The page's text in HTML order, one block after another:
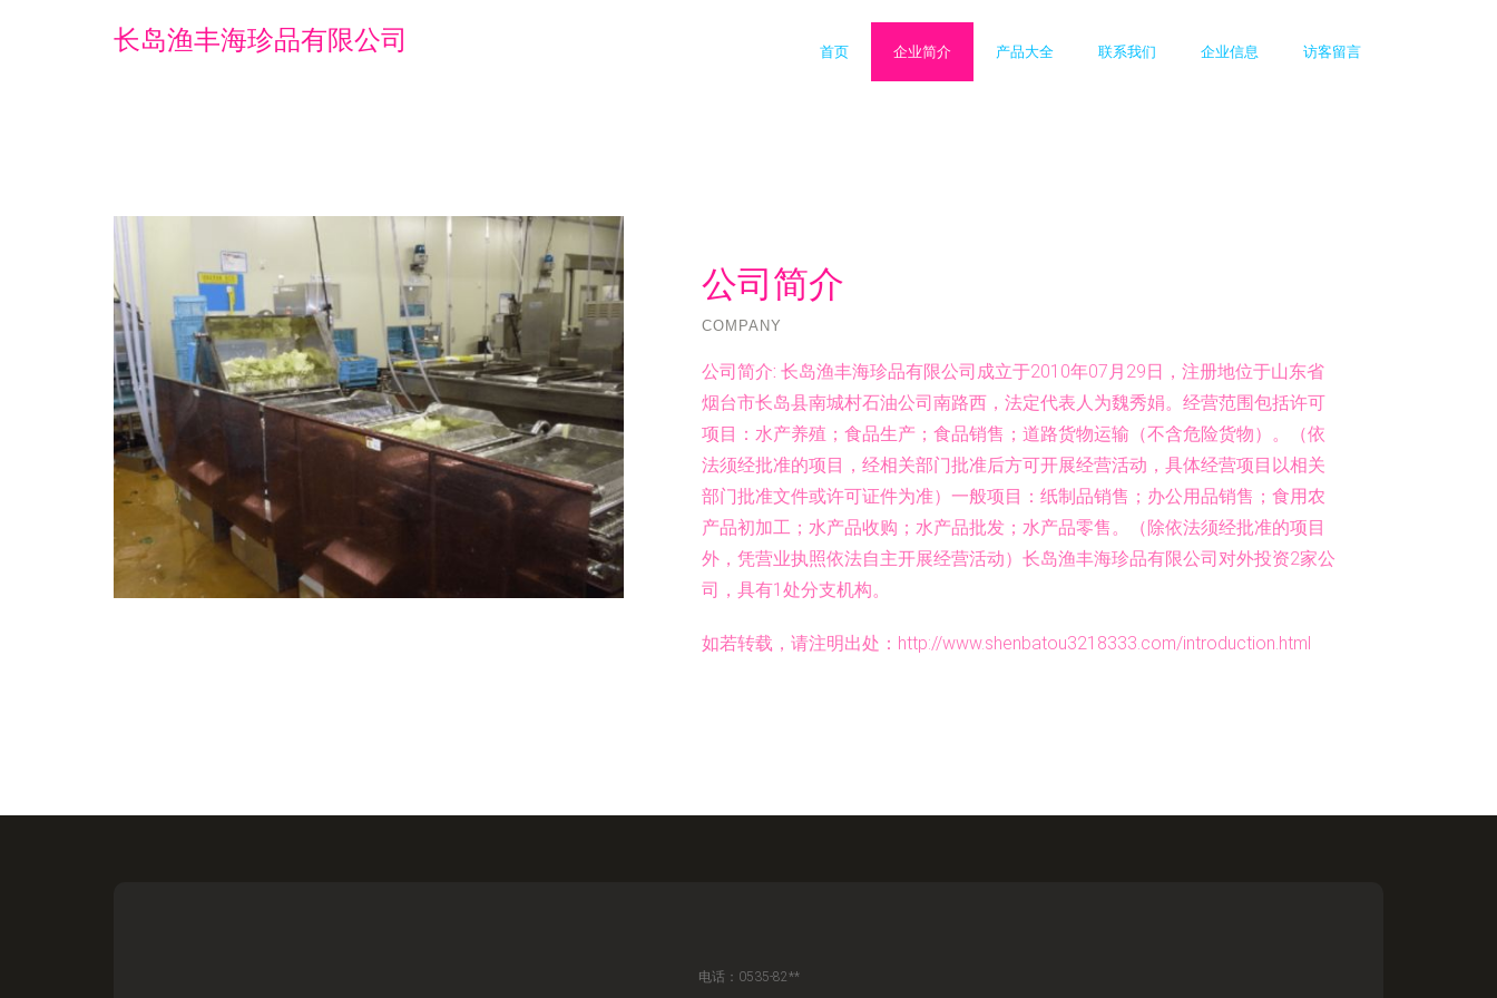
长岛渔丰海珍品有限公司 首页 企业简介 产品大全 联系我们 企业信息 访客留言
公司简介
COMPANY
公司简介: 长岛渔丰海珍品有限公司成立于2010年07月29日，注册地位于山东省
烟台市长岛县南城村石油公司南路西，法定代表人为魏秀娟。经营范围包括许可
项目：水产养殖；食品生产；食品销售；道路货物运输（不含危险货物）。（依
法须经批准的项目，经相关部门批准后方可开展经营活动，具体经营项目以相关
部门批准文件或许可证件为准）一般项目：纸制品销售；办公用品销售；食用农
产品初加工；水产品收购；水产品批发；水产品零售。（除依法须经批准的项目
外，凭营业执照依法自主开展经营活动）长岛渔丰海珍品有限公司对外投资2家公
司，具有1处分支机构。
如若转载，请注明出处：http://www.shenbatou3218333.com/introduction.html
电话：0535-82**